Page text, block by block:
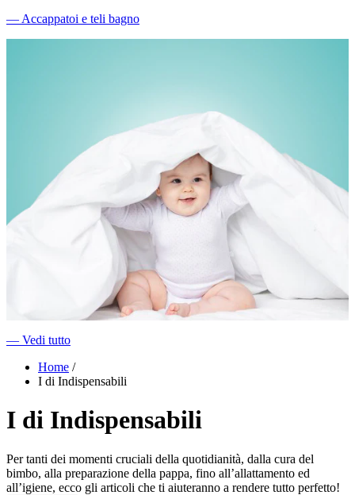
―Accappatoi e teli bagno
― Vedi tutto
Home /
I di Indispensabili
I di Indispensabili
Per tanti dei momenti cruciali della quotidianità, dalla cura del
bimbo, alla preparazione della pappa, fino all’allattamento ed
all’igiene, ecco gli articoli che ti aiuteranno a rendere tutto perfetto!